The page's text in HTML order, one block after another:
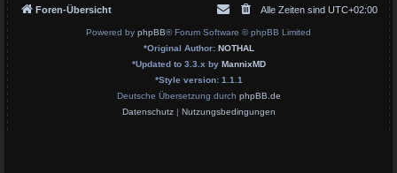
Foren-Übersicht Alle Zeiten sind UTC+02:00
Powered by phpBB® Forum Software © phpBB Limited
*Original Author: NOTHAL
*Updated to 3.3.x by MannixMD
*Style version: 1.1.1
Deutsche Übersetzung durch phpBB.de
Datenschutz| Nutzungsbedingungen